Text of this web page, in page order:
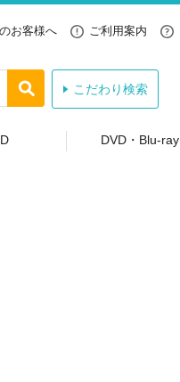
お客様へ ご利用案内
こだわり検索
DVD・Blu-ray